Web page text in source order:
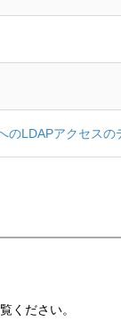
のLDAPアクセス
ください。